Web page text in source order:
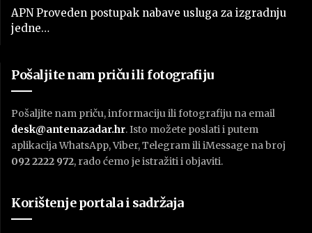
APN Proveden postupak nabave usluga za izgradnju
jedne…
Pošaljite nam priču ili fotografiju
Pošaljite nam priču, informaciju ili fotografiju na email
desk@antenazadar.hr. Isto možete poslati i putem
aplikacija WhatsApp, Viber, Telegram ili iMessage na broj
092 2222 972, rado ćemo je istražiti i objaviti.
Korištenje portala i sadržaja